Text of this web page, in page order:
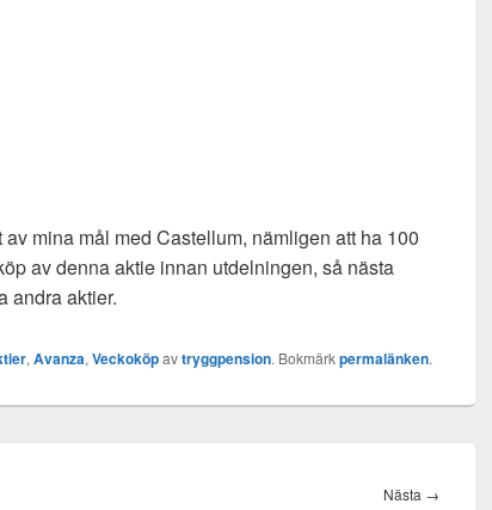
mina mål med Castellum, nämligen att ha 100
av denna aktie innan utdelningen, så nästa
andra aktier.
, Avanza, Veckoköpavtryggpension. Bokmärkpermalänken.
Nästa →